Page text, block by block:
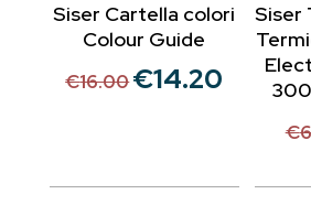
Siser Cartella colori
Colour Guide
€16.00 Il
€16.00.
€14.20
prezzo
€14.20.
Siser
€